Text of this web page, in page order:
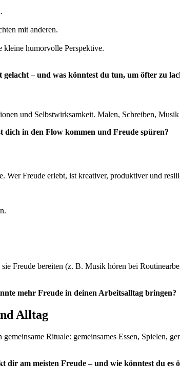
mit anderen.
kleine humorvolle Perspektive.
– und was könntest du tun, um öfter zu
und Selbstwirksamkeit. Malen, Schreiben,
dich in den Flow kommen und Freude spüren?
Wer Freude erlebt, ist kreativer, produktiver und
Freude bereiten (z. B. Musik hören bei
mehr Freude in deinen Arbeitsalltag bringen?
Alltag
Rituale: gemeinsames Essen, Spielen,
dir am meisten Freude – und wie könntest du es